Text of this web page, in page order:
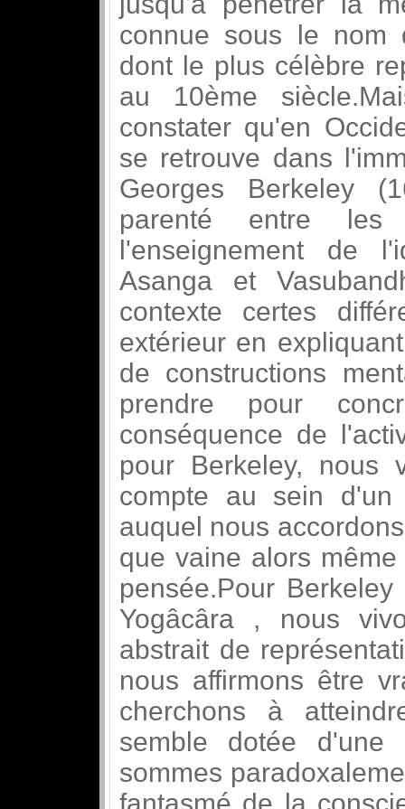
connue sous le nom
dont le plus célèbre
au 10ème
constater qu'en
se retrouve dans
Georges Berkeley
parenté entre
l'enseignement de
Asanga et
contexte certes
extérieur en
de constructions
prendre pour
conséquence de
pour Berkeley, nous
compte au sein d'un
auquel nous
que vaine alors
pensée.Pour
Yogâcâra , nous
abstrait de
nous affirmons être
cherchons à
semble dotée d'une
sommes